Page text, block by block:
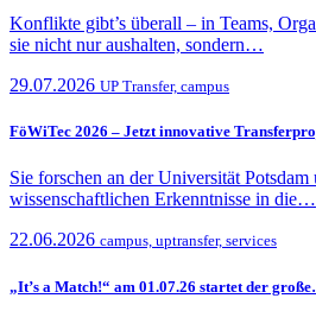
Konflikte gibt’s überall – in Teams,
sie nicht nur aushalten, sondern…
29.07.2026 UP Transfer, campus
FöWiTec 2026 – Jetzt innovative
Sie forschen an der Universität
wissenschaftlichen Erkenntnisse in die…
22.06.2026 campus, uptransfer, services
„It’s a Match!“ am 01.07.26 startet der